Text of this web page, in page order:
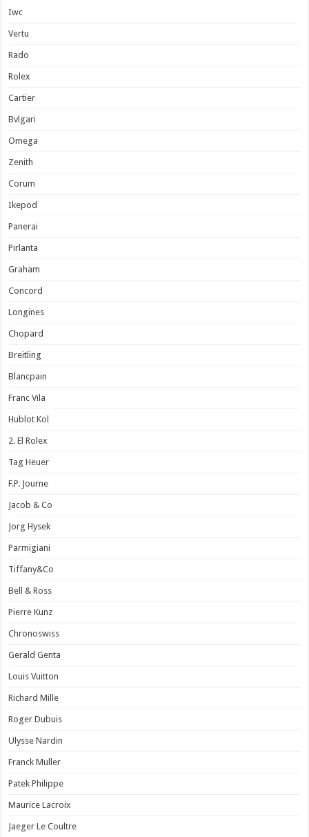
Iwc
Vertu
Rado
Rolex
Cartier
Bvlgari
Omega
Zenith
Corum
Ikepod
Panerai
Pırlanta
Graham
Concord
Longines
Chopard
Breitling
Blancpain
Franc Vıla
Hublot Kol
2. El Rolex
Tag Heuer
F.P. Journe
Jacob & Co
Jorg Hysek
Parmigiani
Tiffany&Co
Bell & Ross
Pierre Kunz
Chronoswiss
Gerald Genta
Louis Vuitton
Richard Mille
Roger Dubuis
Ulysse Nardin
Franck Muller
Patek Philippe
Maurice Lacroix
Jaeger Le Coultre